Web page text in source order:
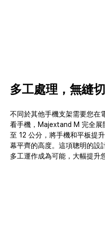
多工處理，無縫
不同於其他手機支架需要您在
看手機，Majextand M 完全展
至 12 公分，將手機和平板提
幕平齊的高度。這項聰明的設
多工運作成為可能，大幅提升